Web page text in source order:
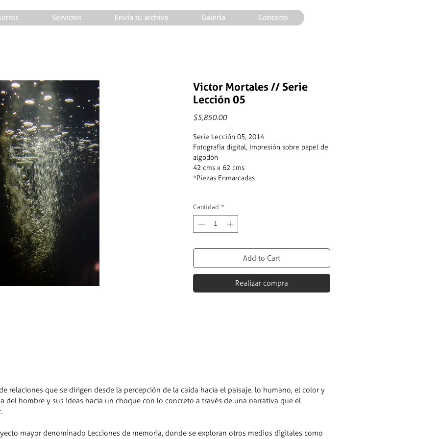
Servicios Envía tu archivo Galería Contacto
Victor Mortales // Serie
Lección 05
$5,850.00Precio
Serie Lección 05, 2014
Fotografía digital, Impresión sobre papel de
algodón
42 cms x 62 cms
*Piezas Enmarcadas
Cantidad *
Add to Cart
Realizar compra
relaciones que se dirigen desde la percepción de la caída hacia el paisaje, lo humano, el color y
del hombre y sus ideas hacia un choque con lo concreto a través de una narrativa que el
mayor denominado Lecciones de memoria, donde se exploran otros medios digitales como